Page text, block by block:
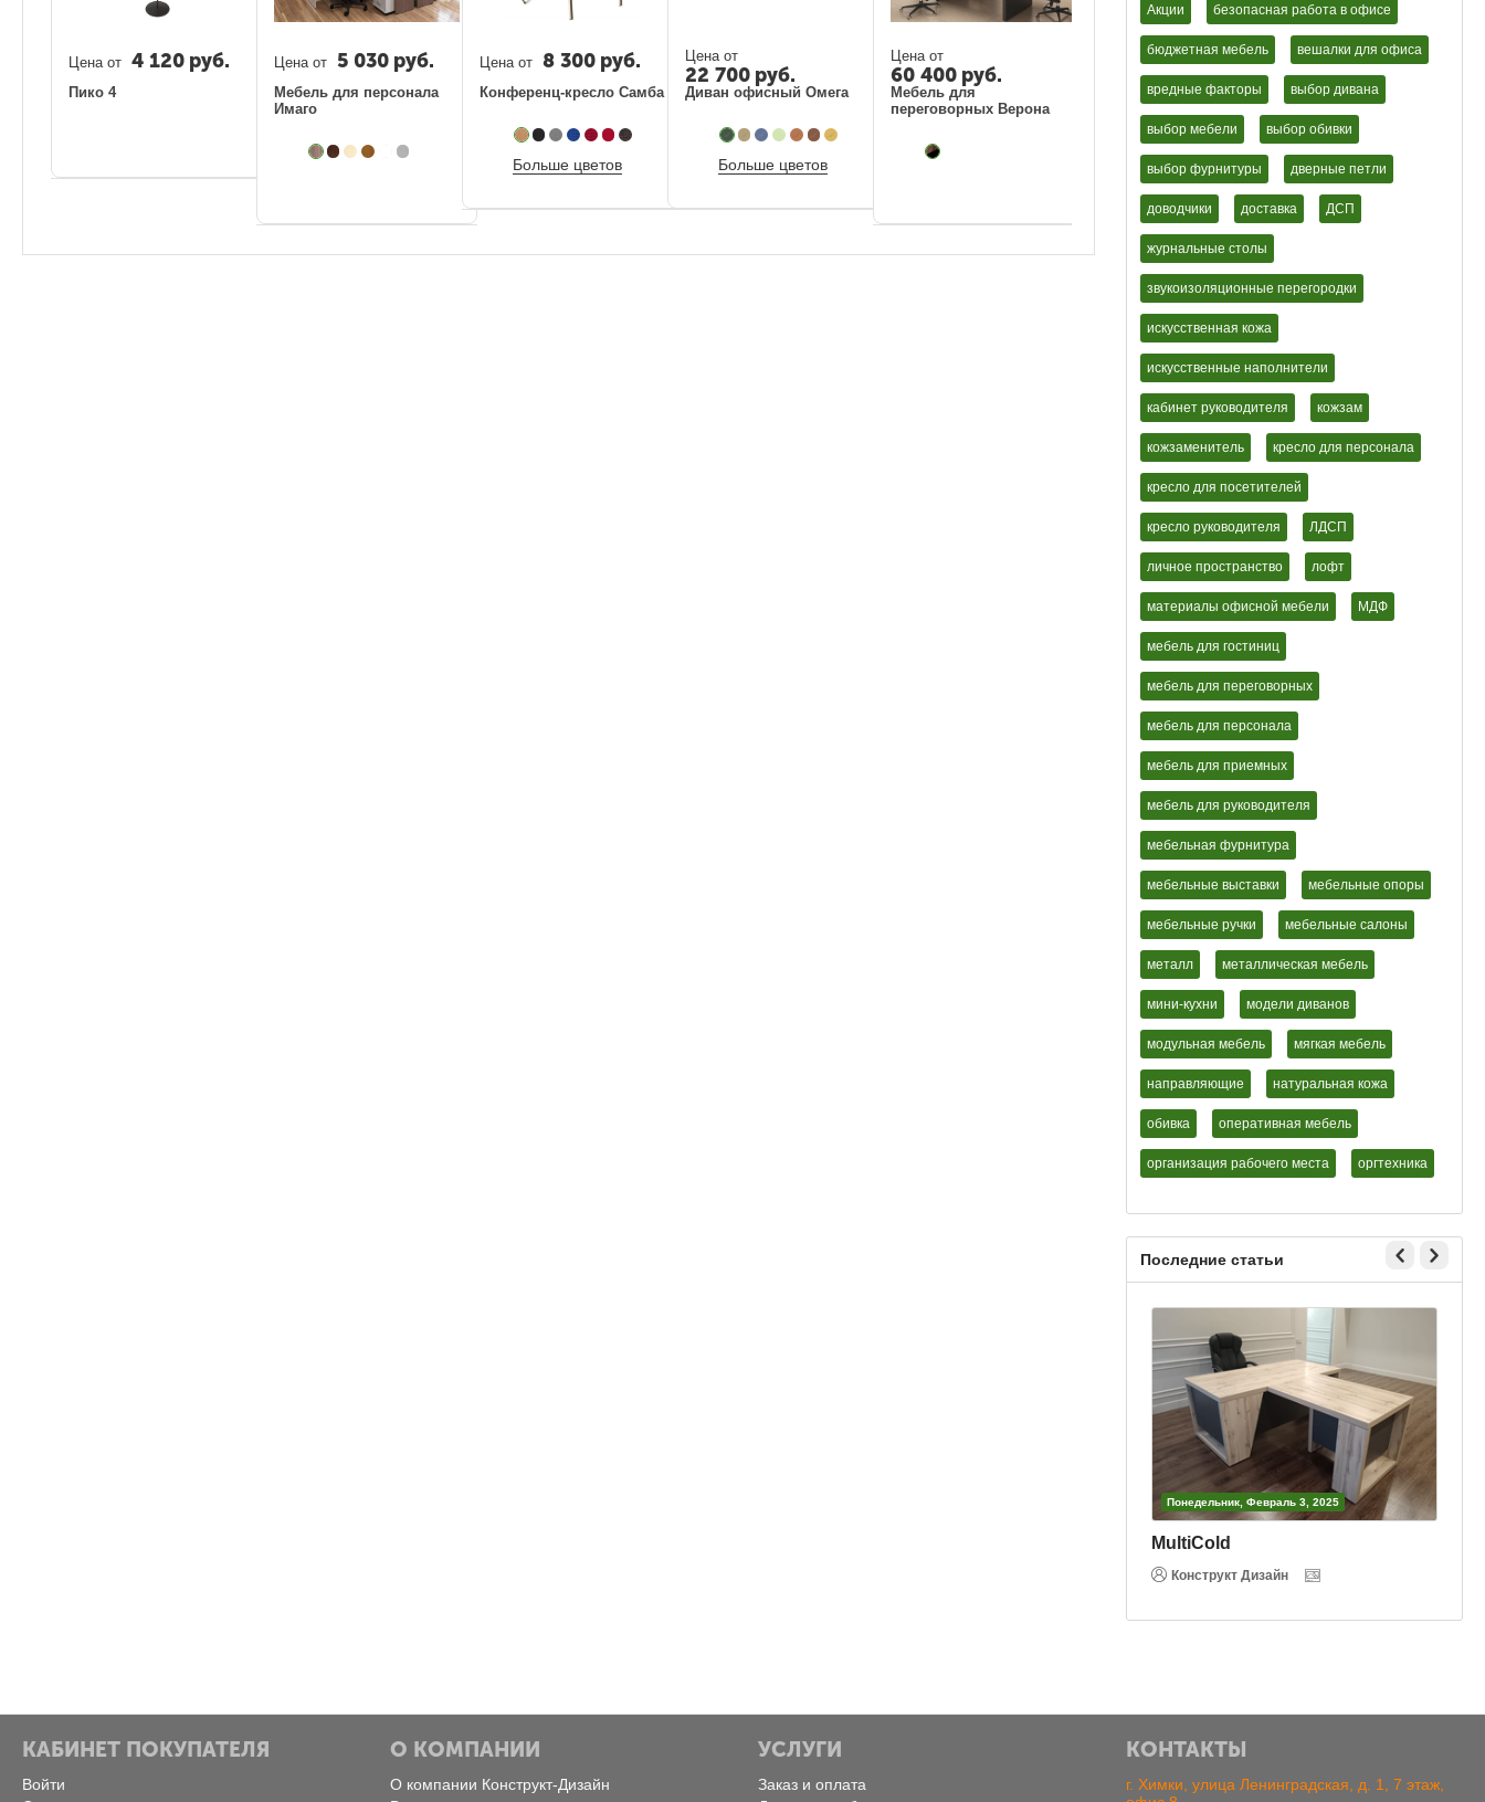
Цена от 4 120 руб.
Пико 4
Цена от 5 030 руб.
Мебель для персонала
Имаго
Цена от 8 300 руб.
Конференц-кресло Самба
Больше цветов
Цена от
22 700 руб.
Диван офисный Омега
Больше цветов
Цена от
60 400 руб.
Мебель для
переговорных Верона
Акции безопасная работа в офисе
бюджетная мебель вешалки для офиса
вредные факторы выбор дивана
выбор мебели выбор обивки
выбор фурнитуры дверные петли
доводчики доставка ДСП
журнальные столы
звукоизоляционные перегородки
искусственная кожа
искусственные наполнители
кабинет руководителя кожзам
кожзаменитель кресло для персонала
кресло для посетителей
кресло руководителя ЛДСП
личное пространство лофт
материалы офисной мебели МДФ
мебель для гостиниц
мебель для переговорных
мебель для персонала
мебель для приемных
мебель для руководителя
мебельная фурнитура
мебельные выставки мебельные опоры
мебельные ручки мебельные салоны
металл металлическая мебель
мини-кухни модели диванов
модульная мебель мягкая мебель
направляющие натуральная кожа
обивка оперативная мебель
организация рабочего места оргтехника
Последние статьи
Понедельник, Февраль 3, 2025
Вертикаль
Конструкт Дизайн
КАБИНЕТ ПОКУПАТЕЛЯ
Войти
О КОМПАНИИ
О компании Конструкт-Дизайн
УСЛУГИ
Заказ и оплата
КОНТАКТЫ
г. Химки, улица Ленинградская, д. 1, 7 этаж,